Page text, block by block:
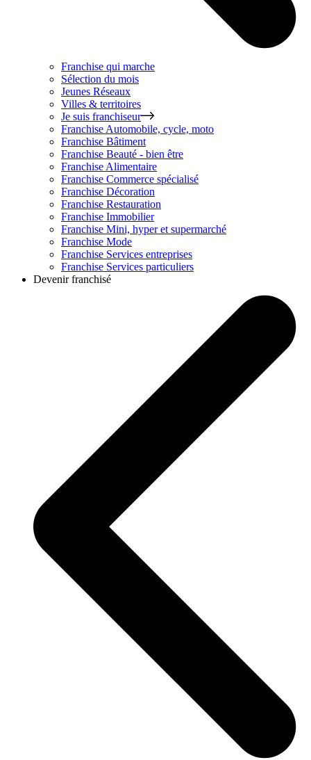
Franchise qui marche
Sélection du mois
Jeunes Réseaux
Villes & territoires
Je suis franchiseur
Franchise Automobile, cycle, moto
Franchise Bâtiment
Franchise Beauté - bien être
Franchise Alimentaire
Franchise Commerce spécialisé
Franchise Décoration
Franchise Restauration
Franchise Immobilier
Franchise Mini, hyper et supermarché
Franchise Mode
Franchise Services entreprises
Franchise Services particuliers
Devenir franchisé